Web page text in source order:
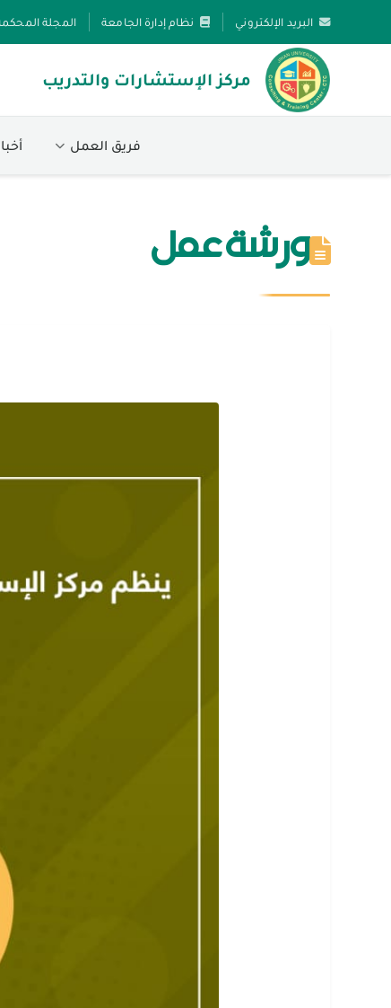
البريد الإلكتروني نظام إدارة الجامعة المجلة
مركز الإستشارات والتدريب
فريق العمل
ورشة عمل